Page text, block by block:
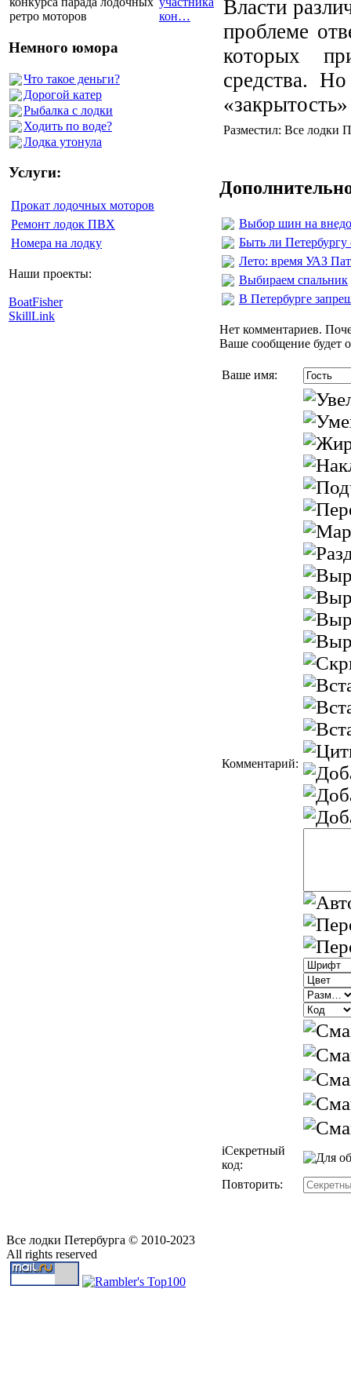
кон…
Немного юмора
Что такое деньги?
Дорогой катер
Рыбалка с лодки
Ходить по воде?
Лодка утонула
Услуги:
Прокат лодочных моторов
Ремонт лодок ПВХ
Номера на лодку
Наши проекты:
BoatFisher
SkillLink
Власти
проблеме
которых
средства.
Разместил: Все лодки
Выбор шин на
Быть ли
Лето: время УАЗ
Выбираем спальник
В Петербурге
Нет комментариев.
Ваше сообщение будет
Ваше имя:
Комментарий:
iСекретный
код:
Повторить:
Все лодки Петербурга © 2010-2023
All rights reserved